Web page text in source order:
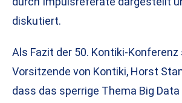
diskutiert.
Als Fazit der 50. Kontiki-
Vorsitzende von Kontiki, Horst
dass das sperrige Thema Big Data